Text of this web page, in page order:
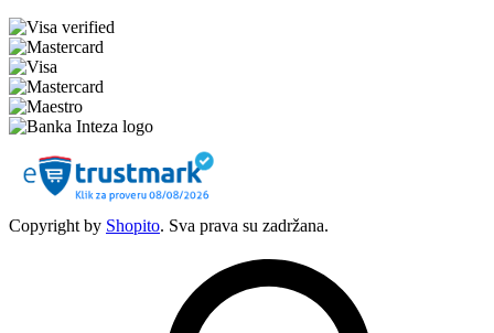
Copyright by Shopito. Sva prava su zadržana.